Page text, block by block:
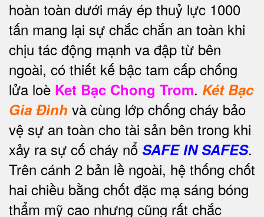
hoàn toàn dưới máy ép thuỷ lực 1000
tấn mang lại sự chắc chắn an toàn khi
chịu tác động mạnh va đập từ bên
ngoài, có thiết kế bậc tam cấp chống
lửa loè Ket Bạc Chong Trom. Két Bạc
Gia Đình và cùng lớp chống cháy bảo
vệ sự an toàn cho tài sản bên trong khi
xảy ra sự cố cháy nổ SAFE IN SAFES.
Trên cánh 2 bản lề ngoài, hệ thống chốt
hai chiều bằng chốt đặc mạ sáng bóng
thẩm mỹ cao nhưng cũng rất chắc